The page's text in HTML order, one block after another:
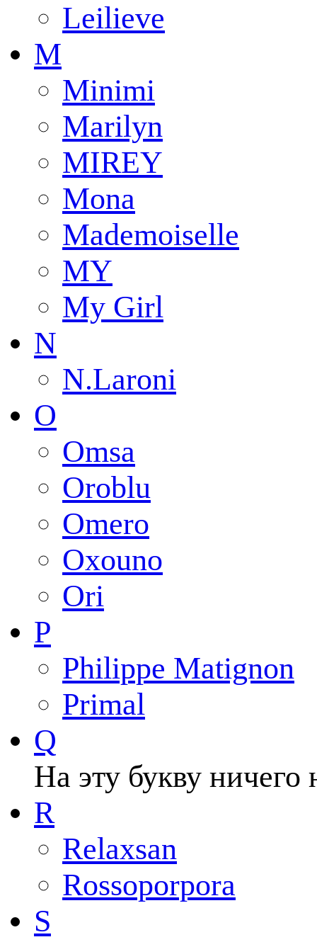
Leilieve
M
Minimi
Marilyn
MIREY
Mona
Mademoiselle
MY
My Girl
N
N.Laroni
O
Omsa
Oroblu
Omero
Oxouno
Ori
P
Philippe Matignon
Primal
Q
На эту букву ничего
R
Relaxsan
Rossoporpora
S